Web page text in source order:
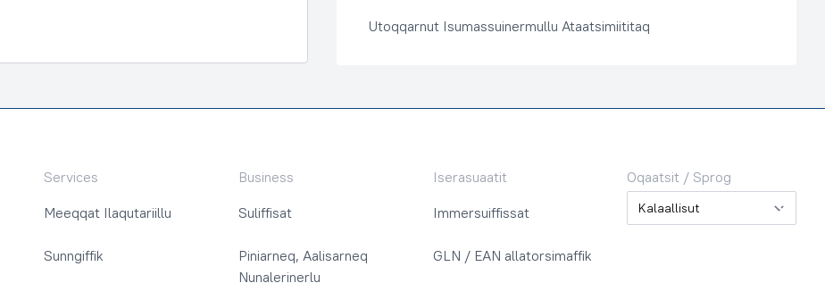
Utoqqarnut Isumassuinermullu Ataatsimiititaq
Services
Meeqqat Ilaqutariillu
Sunngiffik
Business
Suliffisat
Piniarneq, Aalisarneq
Nunalerinerlu
Iserasuaatit
Immersuiffissat
GLN / EAN allatorsimaffik
Oqaatsit / Sprog
Oqaatsit / Sprog